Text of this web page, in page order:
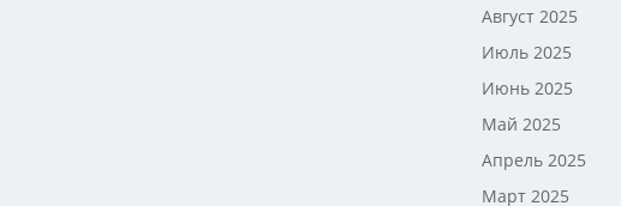
Август 2025
Июль 2025
Июнь 2025
Май 2025
Апрель 2025
Март 2025